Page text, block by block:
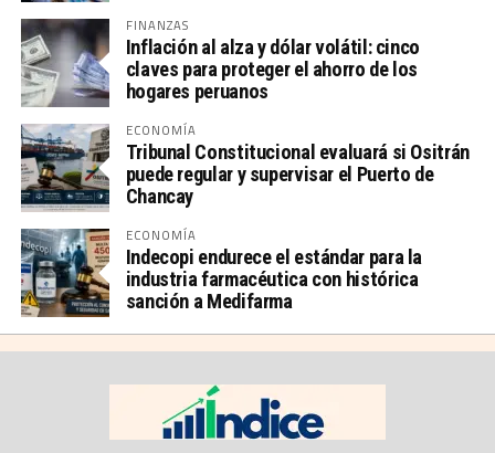
FINANZAS
Inflación al alza y dólar volátil: cinco
claves para proteger el ahorro de los
hogares peruanos
ECONOMÍA
Tribunal Constitucional evaluará si Ositrán
puede regular y supervisar el Puerto de
Chancay
ECONOMÍA
Indecopi endurece el estándar para la
industria farmacéutica con histórica
sanción a Medifarma